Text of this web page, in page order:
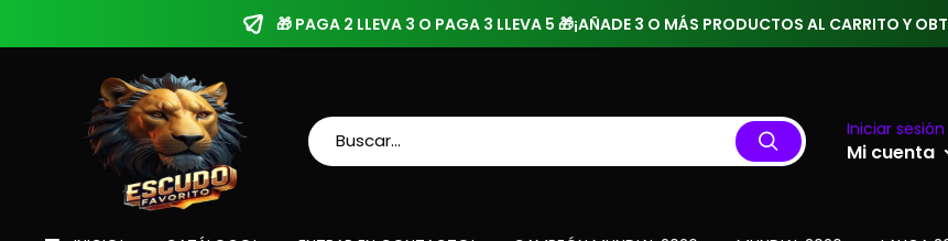
🎁 PAGA 2 LLEVA 3 O PAGA 3 LLEVA 5 🎁¡AÑADE 3 O MÁS PRODUCTOS AL CARRITO Y
Iniciar
Mi cuenta